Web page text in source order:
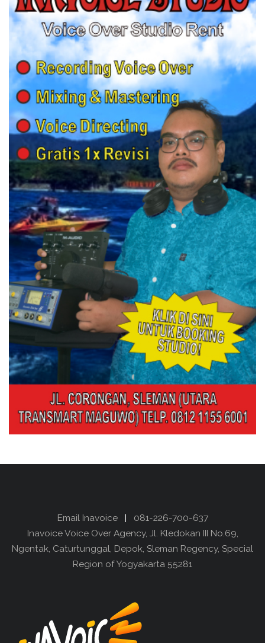
Email Inavoice| 081-226-700-637
Inavoice Voice Over Agency, Jl. Kledokan III No.69,
Ngentak, Caturtunggal, Depok, Sleman Regency, Special
Region of Yogyakarta 55281